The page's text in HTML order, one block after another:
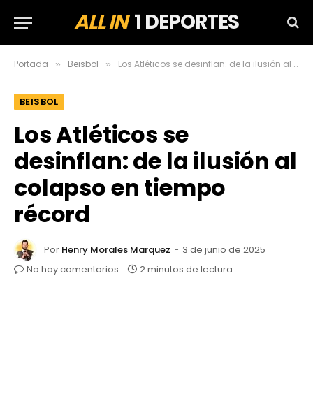
ALL IN1 DEPORTES
Portada » Beisbol » Los Atléticos se desinflan: de la ilusión al colapso en tiempo récord
BEISBOL
Los Atléticos se
desinflan: de la ilusión al
colapso en tiempo
récord
Por Henry Morales Marquez
3 de junio de 2025
No hay comentarios
2 minutos de lectura